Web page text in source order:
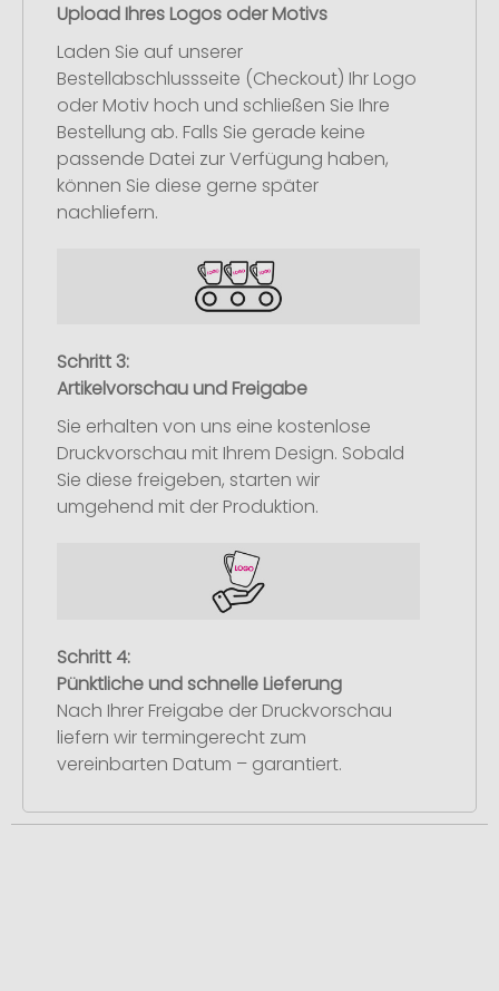
Upload Ihres Logos oder Motivs
Laden Sie auf unserer
Bestellabschlussseite (Checkout) Ihr Logo
oder Motiv hoch und schließen Sie Ihre
Bestellung ab. Falls Sie gerade keine
passende Datei zur Verfügung haben,
können Sie diese gerne später
nachliefern.
Schritt 3:
Artikelvorschau und Freigabe
Sie erhalten von uns eine kostenlose
Druckvorschau mit Ihrem Design. Sobald
Sie diese freigeben, starten wir
umgehend mit der Produktion.
Schritt 4:
Pünktliche und schnelle Lieferung
Nach Ihrer Freigabe der Druckvorschau
liefern wir termingerecht zum
vereinbarten Datum – garantiert.